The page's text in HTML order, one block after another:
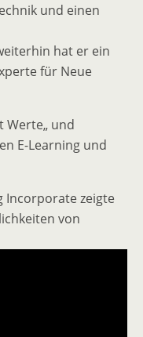
und einen
hat er ein
für Neue
Werte„ und
E-Learning und
Incorporate zeigte
von